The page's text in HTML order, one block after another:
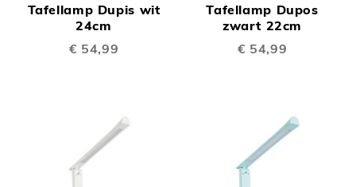
Tafellamp Dupis wit
24cm
€ 54,99
Tafellamp Dupos
zwart 22cm
€ 54,99